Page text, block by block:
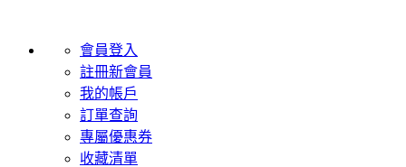
會員登入
註冊新會員
我的帳戶
訂單查詢
專屬優惠券
收藏清單